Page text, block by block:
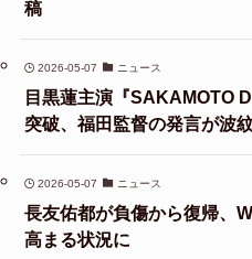
稿
2026-05-07 ニュース
目黒蓮主演『SAKAMOTO
突破、福田監督の発言が波
2026-05-07 ニュース
長友佑都が負傷から復帰、
高まる状況に